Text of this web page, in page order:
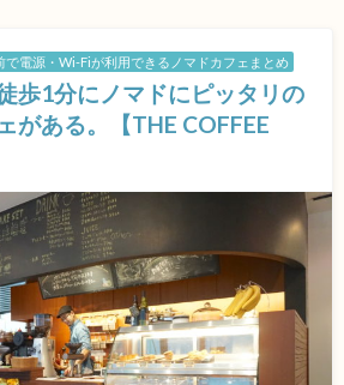
で電源・Wi-Fiが利用できるノマドカフェまとめ
歩1分にノマドにピッタリの
がある。【THE COFFEE